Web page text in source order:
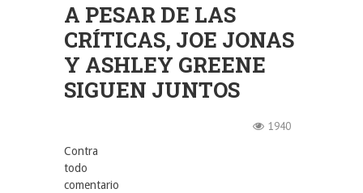
A PESAR DE LAS
CRÍTICAS, JOE JONAS
Y ASHLEY GREENE
SIGUEN JUNTOS
1940
Contra
todo
comentario